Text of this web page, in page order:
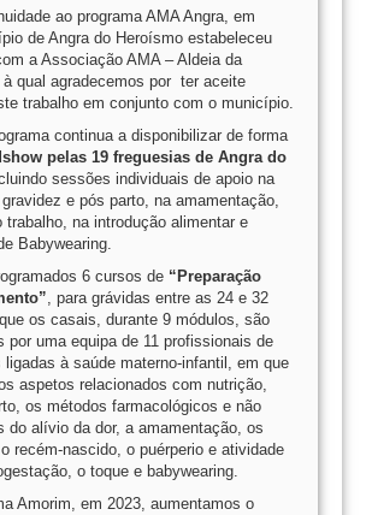
ao programa AMA Angra, em
de Angra do Heroísmo estabeleceu
a Associação AMA – Aldeia da
à qual agradecemos por ter aceite
trabalho em conjunto com o município.
continua a disponibilizar de forma
pelas 19 freguesias de Angra do
sessões individuais de apoio na
e pós parto, na amamentação,
trabalho, na introdução alimentar e
Babywearing.
6 cursos de “Preparação
, para grávidas entre as 24 e 32
os casais, durante 9 módulos, são
por uma equipa de 11 profissionais de
ligadas à saúde materno-infantil, em que
aspetos relacionados com nutrição,
os métodos farmacológicos e não
do alívio da dor, a amamentação, os
recém-nascido, o puérperio e atividade
o toque e babywearing.
Amorim, em 2023, aumentamos o